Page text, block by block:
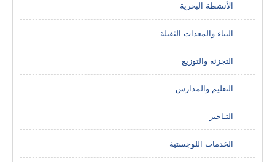
الأنشطة البحرية
البناء والمعدات الثقيلة
التجزئة والتوزيع
التعليم والمدارس
التـاجير
الخدمات اللوجستية